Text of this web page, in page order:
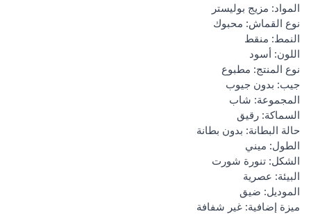
المواد: مزيج بوليستر
نوع القماش: محبوك
النمط: منقط
اللون: أسود
نوع المنتج: مطبوع
جيب: بدون جيوب
المجموعة: شاب
السماكة: رقيق
حالة البطانة: بدون بطانة
الطول: ميني
الشكل: تنورة شورت
البيئة: عصرية
الموديل: ضيق
ميزة إضافية: غير شفافة